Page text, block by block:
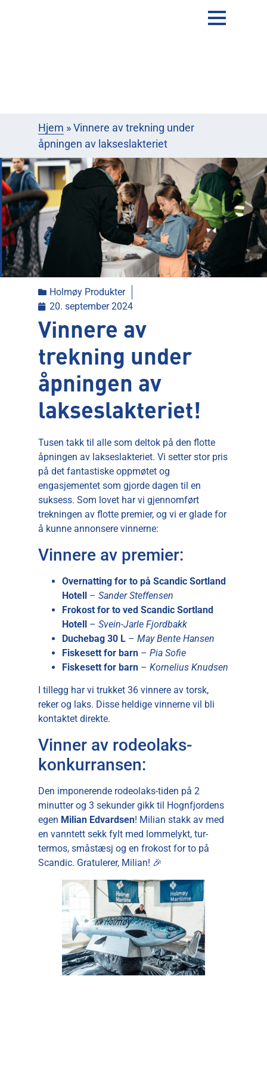
Hjem »Vinnere av trekning under
åpningen av lakseslakteriet
Holmøy Produkter
20. september 2024
Vinnere av
trekning under
åpningen av
lakseslakteriet!
Tusen takk til alle som deltok på den flotte
åpningen av lakseslakteriet. Vi setter stor pris
på det fantastiske oppmøtet og
engasjementet som gjorde dagen til en
suksess. Som lovet har vi gjennomført
trekningen av flotte premier, og vi er glade for
å kunne annonsere vinnerne:
Vinnere av premier:
Overnatting for to på Scandic Sortland
Hotell – Sander Steffensen
Frokost for to ved Scandic Sortland
Hotell – Svein-Jarle Fjordbakk
Duchebag 30 L – May Bente Hansen
Fiskesett for barn – Pia Sofie
Fiskesett for barn – Kornelius Knudsen
I tillegg har vi trukket 36 vinnere av torsk,
reker og laks. Disse heldige vinnerne vil bli
kontaktet direkte.
Vinner av rodeolaks-
konkurransen:
Den imponerende rodeolaks-tiden på 2
minutter og 3 sekunder gikk til Hognfjordens
egen Milian Edvardsen! Milian stakk av med
en vanntett sekk fylt med lommelykt, tur-
termos, småstæsj og en frokost for to på
Scandic. Gratulerer, Milian! 🎉